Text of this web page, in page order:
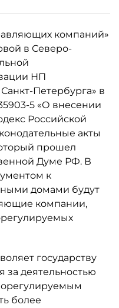
компаний»
в Северо-
НП
Петербурга» в
5 «О внесении
Российской
акты
прошел
Думе РФ. В
к
домами будут
компании,
государству
за деятельностью
более